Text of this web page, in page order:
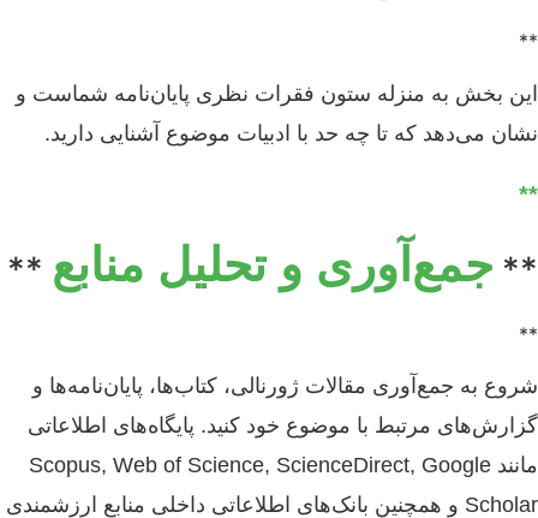
**
این بخش به منزله ستون فقرات نظری پایان‌نامه شماست و
نشان می‌دهد که تا چه حد با ادبیات موضوع آشنایی دارید.
**
** جمع‌آوری و تحلیل منابع **
**
شروع به جمع‌آوری مقالات ژورنالی، کتاب‌ها، پایان‌نامه‌ها و
گزارش‌های مرتبط با موضوع خود کنید. پایگاه‌های اطلاعاتی
مانند Scopus, Web of Science, ScienceDirect, Google
Scholar و همچنین بانک‌های اطلاعاتی داخلی منابع ارزشمندی